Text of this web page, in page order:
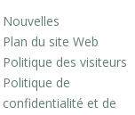
Nouvelles
Plan du site Web
Politique des visiteurs
Politique de
confidentialité et de